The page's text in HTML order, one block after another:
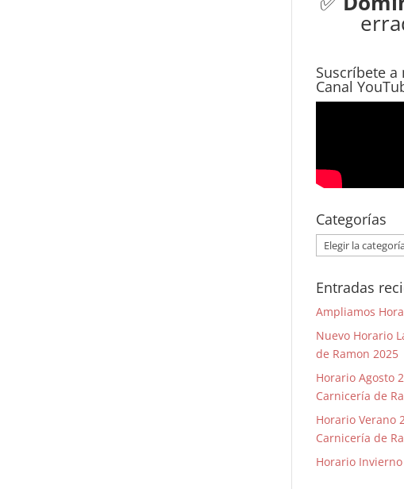
Suscríbete a
Canal
Categorías
Categorías
Entradas
Ampliamos
Nuevo Horario
de Ramon 2025
Horario Agosto
Carnicería de
Horario Verano
Carnicería de
Horario